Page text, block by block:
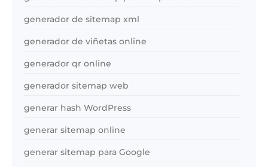
generador de sitemap xml
generador de viñetas online
generador qr online
generador sitemap web
generar hash WordPress
generar sitemap online
generar sitemap para Google